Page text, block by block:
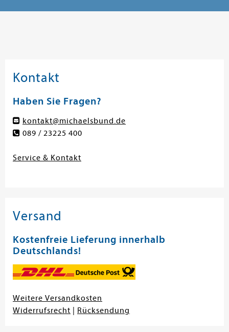
Kontakt
Haben Sie Fragen?
kontakt@michaelsbund.de
089 / 23225 400
Service & Kontakt
Versand
Kostenfreie Lieferung innerhalb
Deutschlands!
Weitere Versandkosten
Widerrufsrecht
Rücksendung